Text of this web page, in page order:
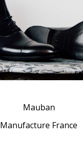
Mauban
Manufacture France